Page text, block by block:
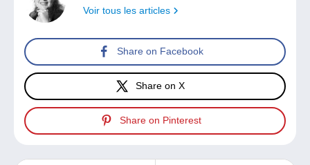
Voir tous les articles
Share on Facebook
Share on X
Share on Pinterest